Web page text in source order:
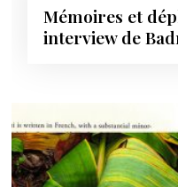
Mémoires et
interview de